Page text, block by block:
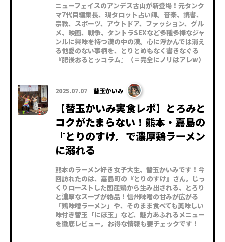
ニューフェイスのアンデス古山が新登場！元タンク
マ7代目編集長、現タロット占い師。音楽、読書、
宗教、スポーツ、アウトドア、ファッション、グル
メ、映画、戦争、タントラSEXなど多種多様なジャ
ンルに興味を持つ漢の中の漢。心に浮かんでは消え
る他愛のない事柄を、とりとめもなく書きなぐる
『肥後おるとッコラム』（＝完全にノリはアレw）
2025.07.07 替玉かいみ
【替玉かいみ実食レポ】とろみと
コクがたまらない！熊本・嘉島の
『とりのすけ』で濃厚鶏ラーメン
に溺れる
熊本のラーメン好き女子大生、替玉かいみです！今
回訪れたのは、嘉島町の『とりのすけ』さん。じっ
くりローストした国産鶏から生み出される、とろり
と濃厚なスープが絶品！信州味噌の甘みが広がる
「鶏味噌ラーメン」や、そのまま食べても美味しい
味付き替玉「にぼ玉」など、魅力あふれるメニュー
を徹底レビュー。お得な情報も要チェックです！